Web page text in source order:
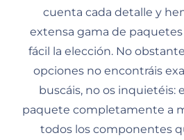
cuenta cada detalle y
extensa gama de paquetes
fácil la elección. No
opciones no encontráis
buscáis, no os inquietéis:
paquete completamente a
todos los componentes